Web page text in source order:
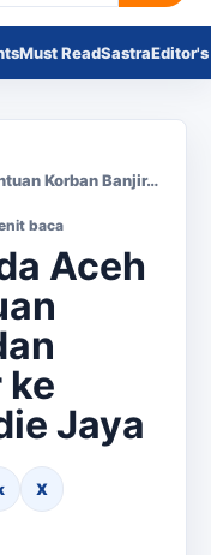
Must ReadSastra
Korban Banjir…
baca
Aceh
ke
Jaya
X